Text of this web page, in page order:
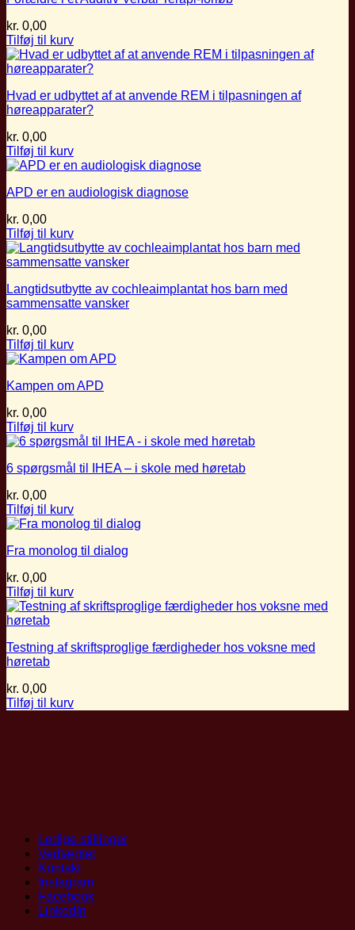
kr. 0,00
Tilføj til kurv
Hvad er udbyttet af at anvende REM i tilpasningen af
høreapparater?
kr. 0,00
Tilføj til kurv
APD er en audiologisk diagnose
kr. 0,00
Tilføj til kurv
Langtidsutbytte av cochleaimplantat hos barn med
sammensatte vansker
kr. 0,00
Tilføj til kurv
Kampen om APD
kr. 0,00
Tilføj til kurv
6 spørgsmål til IHEA – i skole med høretab
kr. 0,00
Tilføj til kurv
Fra monolog til dialog
kr. 0,00
Tilføj til kurv
Testning af skriftsproglige færdigheder hos voksne med
høretab
kr. 0,00
Tilføj til kurv
Ledige stillinger
Vedtægter
Kontakt
Instagram
Facebook
LinkedIn